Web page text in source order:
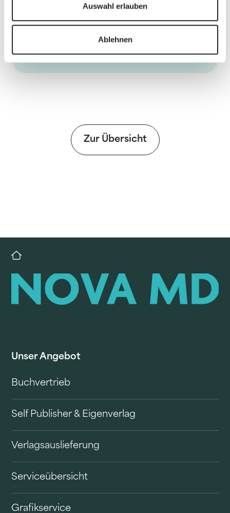
Auswahl erlauben
Ablehnen
Informationen
Zur Übersicht
Unser Angebot
Buchvertrieb
Self Publisher & Eigenverlag
Verlagsauslieferung
Serviceübersicht
Grafikservice